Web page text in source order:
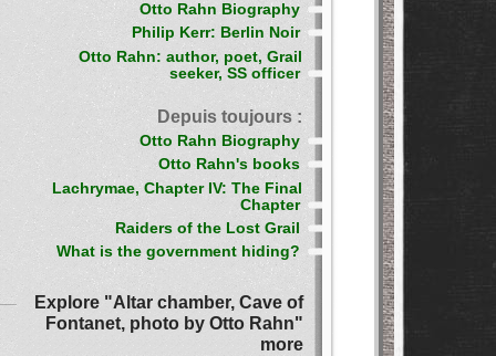
Otto Rahn Biography
Philip Kerr: Berlin Noir
Otto Rahn: author, poet, Grail
seeker, SS officer
Depuis toujours :
Otto Rahn Biography
Otto Rahn's books
Lachrymae, Chapter IV: The Final
Chapter
Raiders of the Lost Grail
What is the government hiding?
Explore "Altar chamber, Cave of
Fontanet, photo by Otto Rahn"
more